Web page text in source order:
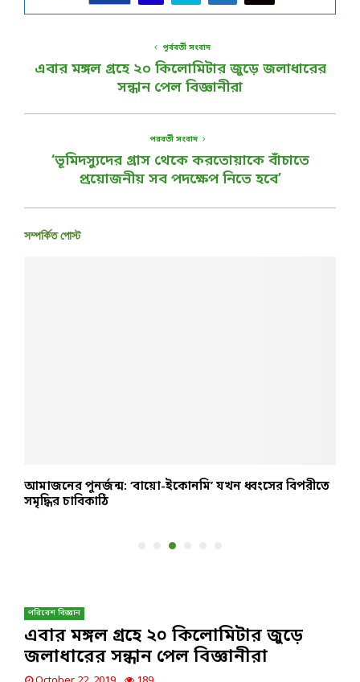
পূর্ববর্তী সংবাদ
এবার মঙ্গল গ্রহে ২০ কিলোমিটার জুড়ে জলাধারের
সন্ধান পেল বিজ্ঞানীরা
পরবর্তী সংবাদ
‘ভূমিদস্যুদের গ্রাস থেকে করতোয়াকে বাঁচাতে
প্রয়োজনীয় সব পদক্ষেপ নিতে হবে’
সম্পর্কিত পোস্ট
আমাজনের পুনর্জন্ম: ‘বায়ো-ইকোনমি’ যখন ধ্বংসের বিপরীতে
সমৃদ্ধির চাবিকাঠি
পরিবেশ বিজ্ঞান
এবার মঙ্গল গ্রহে ২০ কিলোমিটার জুড়ে
জলাধারের সন্ধান পেল বিজ্ঞানীরা